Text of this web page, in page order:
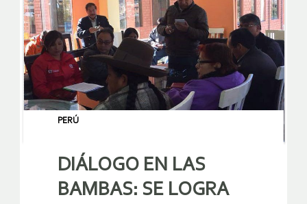
PERÚ
DIÁLOGO EN LAS
BAMBAS: SE LOGRA